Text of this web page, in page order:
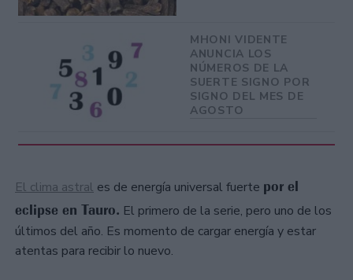
MHONI VIDENTE
ANUNCIA LOS
NÚMEROS DE LA
SUERTE SIGNO POR
SIGNO DEL MES DE
AGOSTO
El clima astral es de energía universal fuerte por el
eclipse en Tauro. El primero de la serie, pero uno de los
últimos del año. Es momento de cargar energía y estar
atentas para recibir lo nuevo.